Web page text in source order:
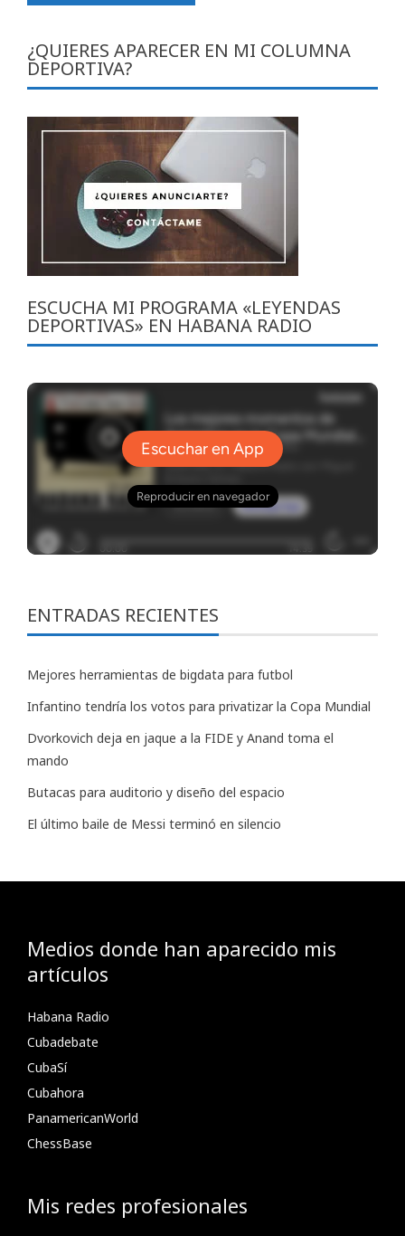
¿QUIERES APARECER EN MI COLUMNA
DEPORTIVA?
ESCUCHA MI PROGRAMA «LEYENDAS
DEPORTIVAS» EN HABANA RADIO
ENTRADAS RECIENTES
Mejores herramientas de bigdata para futbol
Infantino tendría los votos para privatizar la Copa Mundial
Dvorkovich deja en jaque a la FIDE y Anand toma el
mando
Butacas para auditorio y diseño del espacio
El último baile de Messi terminó en silencio
Medios donde han aparecido mis
artículos
Habana Radio
Cubadebate
CubaSí
Cubahora
PanamericanWorld
ChessBase
Mis redes profesionales